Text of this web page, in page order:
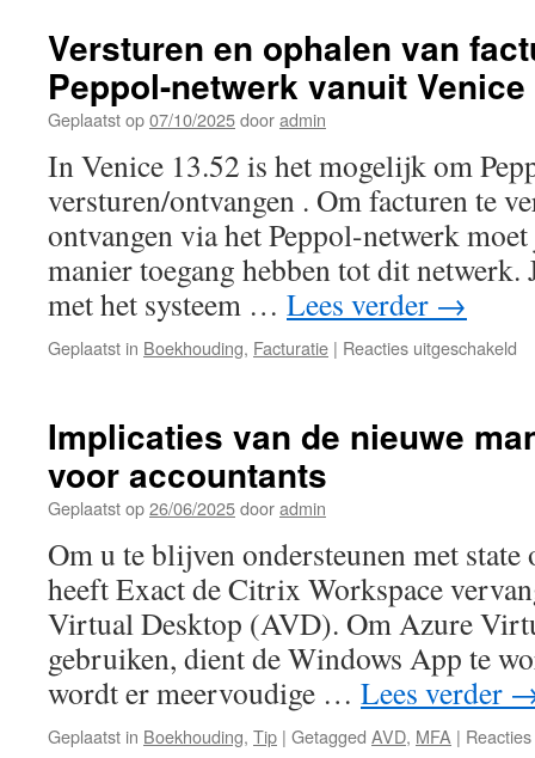
Versturen en ophalen van
Peppol-netwerk vanuit
Geplaatst op07/10/2025dooradmin
In Venice 13.52 is het mogelijk om
versturen/ontvangen . Om facturen te
ontvangen via het Peppol-netwerk
manier toegang hebben tot dit netwerk.
met het systeem … Lees verder →
Geplaatst in Boekhouding, Facturatie | Reacties uitgeschakeld
Implicaties van de nieuwe
voor accountants
Geplaatst op26/06/2025dooradmin
Om u te blijven ondersteunen met
heeft Exact de Citrix Workspace
Virtual Desktop (AVD). Om Azure
gebruiken, dient de Windows App te
wordt er meervoudige … Lees verder
Geplaatst in Boekhouding, Tip | Getagged AVD, MFA |